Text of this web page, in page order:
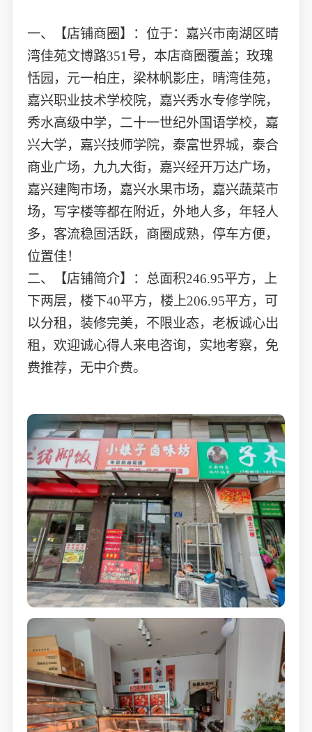
一、【店铺商圈】：位于：嘉兴市南湖区晴
湾佳苑文博路351号，本店商圈覆盖；玫瑰
恬园，元一柏庄，梁林帆影庄，晴湾佳苑，
嘉兴职业技术学校院，嘉兴秀水专修学院，
秀水高级中学，二十一世纪外国语学校，嘉
兴大学，嘉兴技师学院，泰富世界城，泰合
商业广场，九九大街，嘉兴经开万达广场，
嘉兴建陶市场，嘉兴水果市场，嘉兴蔬菜市
场，写字楼等都在附近，外地人多，年轻人
多，客流稳固活跃，商圈成熟，停车方便，
位置佳！
二、【店铺简介】：总面积246.95平方，上
下两层，楼下40平方，楼上206.95平方，可
以分租，装修完美，不限业态，老板诚心出
租，欢迎诚心得人来电咨询，实地考察，免
费推荐，无中介费。